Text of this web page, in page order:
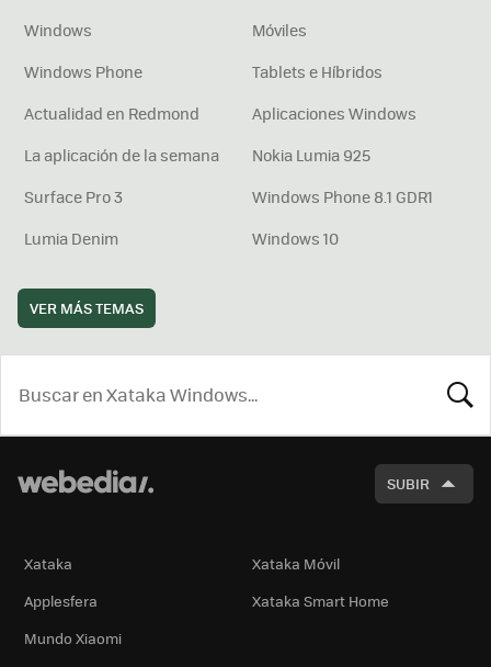
Windows
Móviles
Windows Phone
Tablets e Híbridos
Actualidad en Redmond
Aplicaciones Windows
La aplicación de la semana
Nokia Lumia 925
Surface Pro 3
Windows Phone 8.1 GDR1
Lumia Denim
Windows 10
VER MÁS TEMAS
SUBIR
Xataka
Xataka Móvil
Applesfera
Xataka Smart Home
Mundo Xiaomi